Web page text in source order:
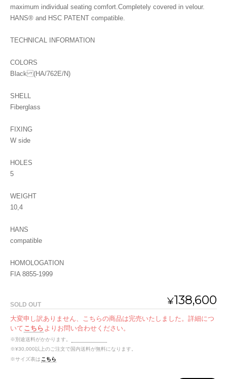
maximum individual seating comfort.Completely covered in velour.
HANS® and HSC PATENT compatible.
TECHNICAL INFORMATION
COLORS
Black (HA/762E/N)
SHELL
Fiberglass
FIXING
W side
HOLES
5
WEIGHT
10,4
HANS
compatible
HOMOLOGATION
FIA 8855-1999
¥138,600
SOLD OUT
大変申し訳ありません、こちらの商品は完売いたしました。詳細につ
いて こちら よりお問い合わせください。
※別途送料がかかります。
※¥30,000以上のご注文で国内送料が無料になります。
※サイズ表は こちら